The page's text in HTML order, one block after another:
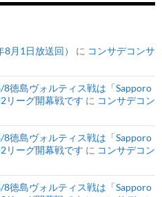
月1日放送回） に コンサデコンサ
8徳島ヴォルティス戦は「Sapporo
リーグ開幕戦です に コンサデコン
8徳島ヴォルティス戦は「Sapporo
リーグ開幕戦です に コンサデコン
8徳島ヴォルティス戦は「Sapporo